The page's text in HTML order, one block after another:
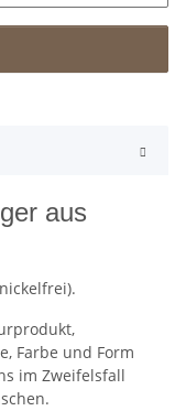
aus
Farbe und Form
im Zweifelsfall